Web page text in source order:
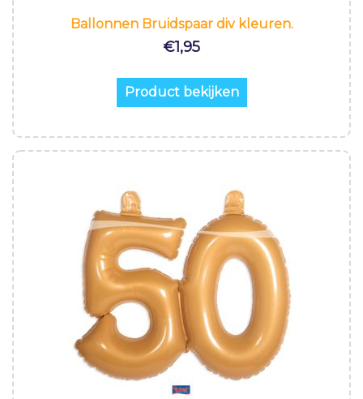
Ballonnen Bruidspaar div kleuren.
€1,95
Product bekijken